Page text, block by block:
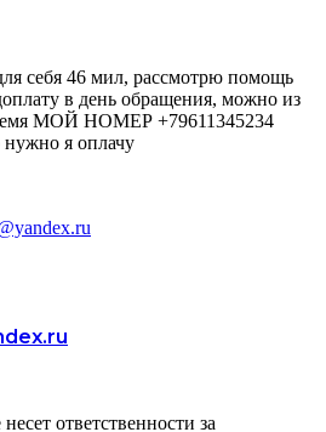
себя 46 мил, рассмотрю помощь
в день обращения, можно из
МОЙ НОМЕР +79611345234
я оплачу
ответственности за